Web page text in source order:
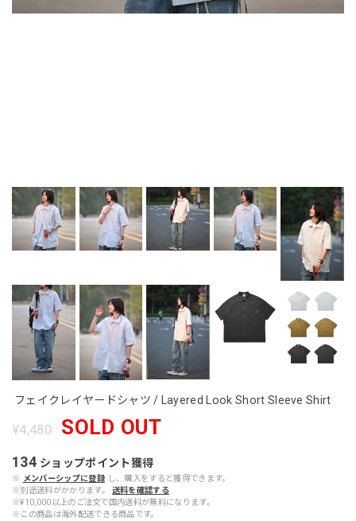
フェイクレイヤードシャツ / Layered Look Short Sleeve Shirt
¥4,480 SOLD OUT
134 ショップポイント獲得
※ メンバーシップに登録 し、購入をすると獲得できます。
※別途送料がかかります。
送料を確認する
※¥10,000以上のご注文で国内送料が無料になります。
※この商品は海外配送できる商品です。